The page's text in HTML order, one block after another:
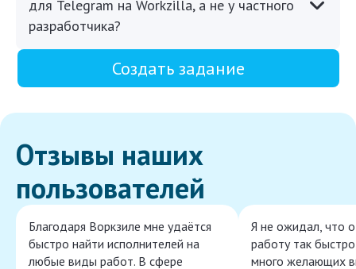
для Telegram на Workzilla, а не у частного
разработчика?
Создать задание
Отзывы наших
пользователей
Благодаря Воркзиле мне удаётся
быстро найти исполнителей на
любые виды работ. В сфере
Я не ожидал, что
работу так
много желающих